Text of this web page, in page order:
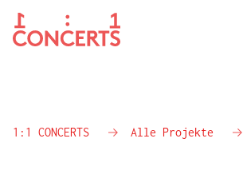
1:1 CONCERTS Alle Projekte